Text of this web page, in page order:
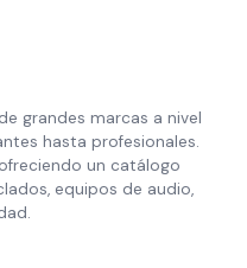
grandes marcas a nivel
hasta profesionales.
un catálogo
equipos de audio,